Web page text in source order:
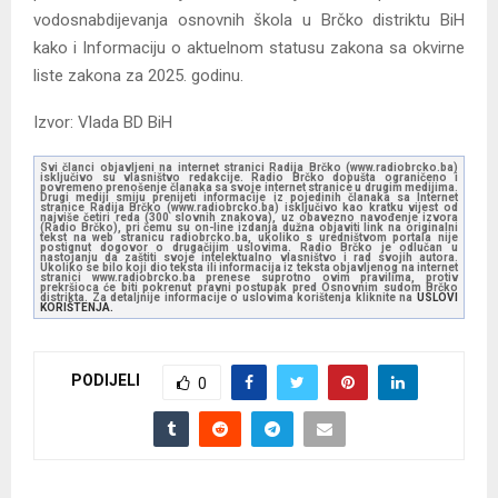
vodosnabdijevanja osnovnih škola u Brčko distriktu BiH
kako i Informaciju o aktuelnom statusu zakona sa okvirne
liste zakona za 2025. godinu.
Izvor: Vlada BD BiH
Svi članci objavljeni na internet stranici Radija Brčko (www.radiobrcko.ba)
isključivo su vlasništvo redakcije. Radio Brčko dopušta ograničeno i
povremeno prenošenje članaka sa svoje internet stranice u drugim medijima.
Drugi mediji smiju prenijeti informacije iz pojedinih članaka sa Internet
stranice Radija Brčko (www.radiobrcko.ba) isključivo kao kratku vijest od
najviše četiri reda (300 slovnih znakova), uz obavezno navođenje izvora
(Radio Brčko), pri čemu su on-line izdanja dužna objaviti link na originalni
tekst na web stranicu radiobrcko.ba, ukoliko s uredništvom portala nije
postignut dogovor o drugačijim uslovima. Radio Brčko je odlučan u
nastojanju da zaštiti svoje intelektualno vlasništvo i rad svojih autora.
Ukoliko se bilo koji dio teksta ili informacija iz teksta objavljenog na internet
stranici www.radiobrcko.ba prenese suprotno ovim pravilima, protiv
prekršioca će biti pokrenut pravni postupak pred Osnovnim sudom Brčko
distrikta. Za detaljnije informacije o uslovima korištenja kliknite na USLOVI
KORIŠTENJA.
PODIJELI 0